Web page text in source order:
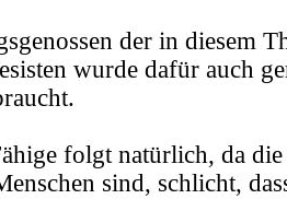
der in diesem
wurde dafür auch
folgt natürlich, da die
sind, schlicht,